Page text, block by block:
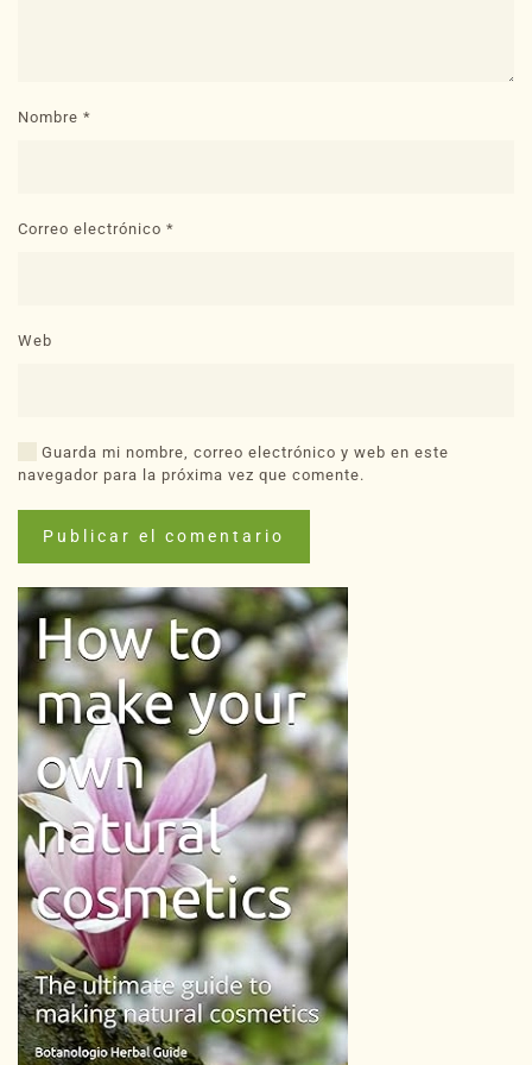
Nombre *
Correo electrónico *
Web
Guarda mi nombre, correo electrónico y web en este
navegador para la próxima vez que comente.
Publicar el comentario